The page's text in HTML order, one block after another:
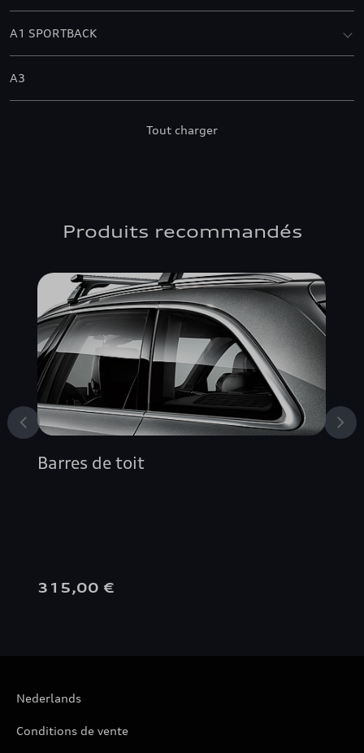
A1 SPORTBACK
A3
A4 ALLROAD QUATTRO
A4 AVANT
A4 BERLINE
A5 AVANT
A6 AVANT
Tout charger
Produits recommandés
Barres de toit
315,00 €
Nederlands
Conditions de vente